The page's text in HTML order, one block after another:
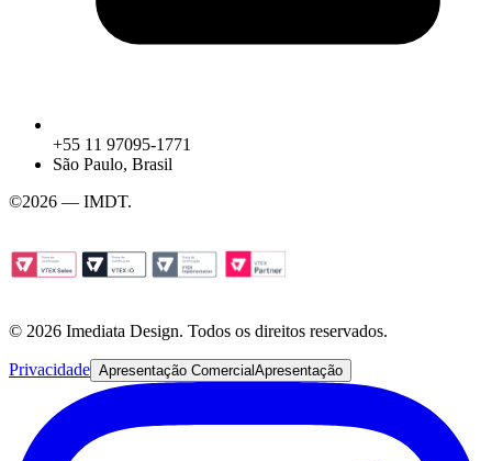
+55 11 97095-1771
São Paulo, Brasil
©2026 — IMDT.
© 2026 Imediata Design. Todos os direitos reservados.
Privacidade Apresentação ComercialApresentação